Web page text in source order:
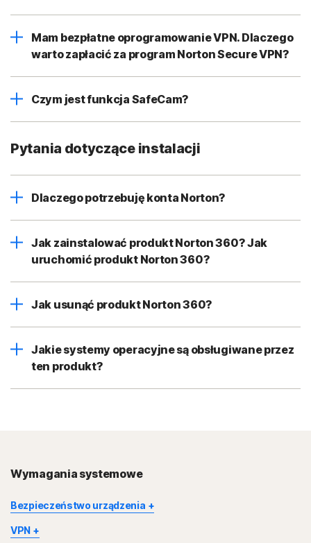
Mam bezpłatne oprogramowanie VPN. Dlaczego
warto zapłacić za program Norton Secure VPN?
Czym jest funkcja SafeCam?
Pytania dotyczące instalacji
Dlaczego potrzebuję konta Norton?
Jak zainstalować produkt Norton 360? Jak
uruchomić produkt Norton 360?
Jak usunąć produkt Norton 360?
Jakie systemy operacyjne są obsługiwane przez
ten produkt?
Wymagania systemowe
Bezpieczeństwo urządzenia
Niektóre funkcje nie są dostępne na wszystkich urządzeniach i
VPN